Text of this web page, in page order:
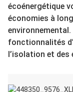
écoénergétique
économies à
fonctionnalités
l’isolation et